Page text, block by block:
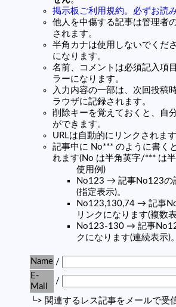
掲示板ご利用規約。必ずお読
他人を中傷する記事は管理者
されます。
半角カナは使用しないでくだ
になります。
名前、コメントは必須記入項
ラーになります。
入力内容の一部は、次回投稿
ラウザに記録されます。
削除キーを覚えておくと、自
ができます。
URLは自動的にリンクされます
記事中に No*** のように書く
れます(No は半角英字/*** は半
使用例)
No123 → 記事No123の
(指定表示)。
No123,130,74 → 記事
リンクになります(複数表
No123-130 → 記事
クになります(連続表示)。
Name /
E-
Mail
/
└> 関連するレス記事をメールで受